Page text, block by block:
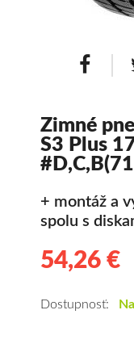
Hliníkové / ALU
Zimné
S3 Plus
+ montáž a
spolu s
54,26 €
Dostupnosť: